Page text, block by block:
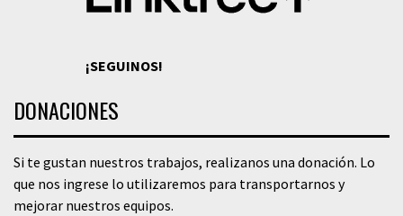
¡SEGUINOS!
DONACIONES
Si te gustan nuestros trabajos, realizanos una donación. Lo
que nos ingrese lo utilizaremos para transportarnos y
mejorar nuestros equipos.